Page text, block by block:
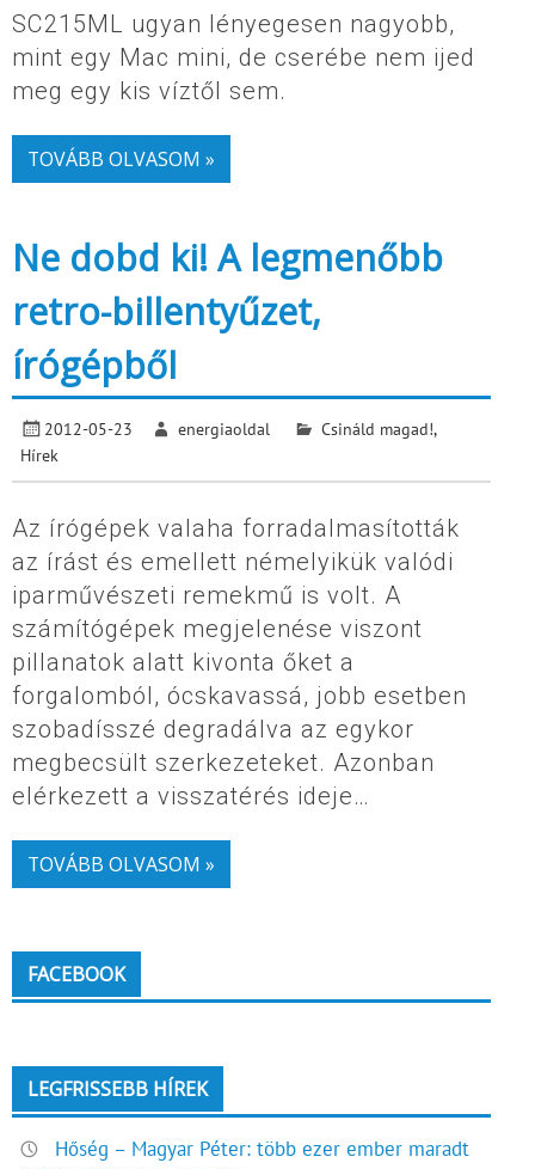
SC215ML ugyan lényegesen nagyobb,
mint egy Mac mini, de cserébe nem ijed
meg egy kis víztől sem.
TOVÁBB OLVASOM »
Ne dobd ki! A legmenőbb
retro-billentyűzet,
írógépből
2012-05-23 energiaoldal Csináld magad!,
Hírek
Az írógépek valaha forradalmasították
az írást és emellett némelyikük valódi
iparművészeti remekmű is volt. A
számítógépek megjelenése viszont
pillanatok alatt kivonta őket a
forgalomból, ócskavassá, jobb esetben
szobadísszé degradálva az egykor
megbecsült szerkezeteket. Azonban
elérkezett a visszatérés ideje…
TOVÁBB OLVASOM »
FACEBOOK
LEGFRISSEBB HÍREK
Hőség – Magyar Péter: több ezer ember maradt